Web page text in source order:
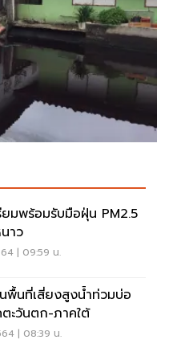
มพร้อมรับมือฝุ่น PM2.5
าว
| 09:59 น.
พื้นที่เสี่ยงสูงน้ำท่วมบ่อ
ะวันตก-ภาคใต้
| 08:39 น.